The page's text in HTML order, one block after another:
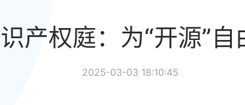
产权庭：为“开源”自
2025-03-03 18:10:45